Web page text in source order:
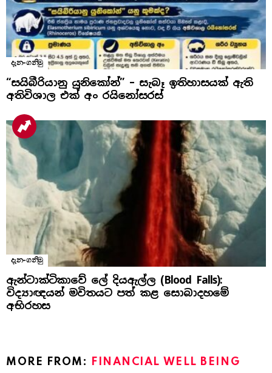
දැන-ගනිමු
“සයිබීරියානු යුනිකෝන්” – සැබෑ ඉතිහාසයක් ඇති
අතිවිශාල එක් අං රයිනෝසරස්
දැන-ගනිමු
ඇන්ටාක්ටිකාවේ ලේ දියඇල්ල (Blood Falls):
විද්‍යාඥයන් මවිතයට පත් කළ සොබාදහමේ
අභිරහස
MORE FROM: FINANCIAL WELL BEING